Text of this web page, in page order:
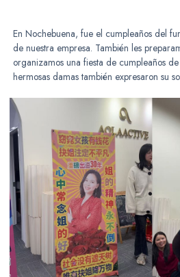
En Nochebuena, fue el cumpleaños del
de nuestra empresa. También les
organizamos una fiesta de cumpleaños
hermosas damas también expresaron su